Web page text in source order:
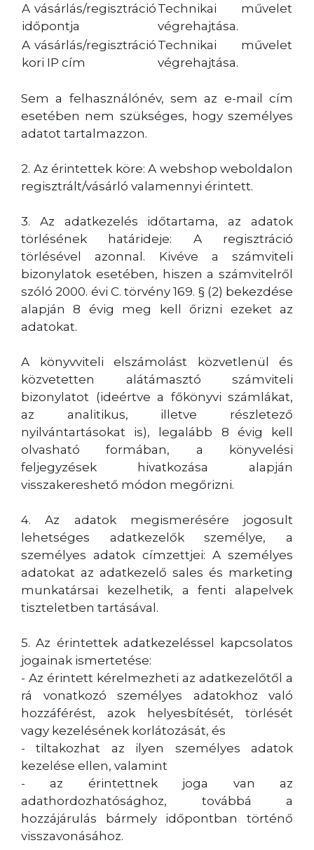
A vásárlás/regisztráció
időpontja
Technikai művelet
végrehajtása.
A vásárlás/regisztráció
kori IP cím
Technikai művelet
végrehajtása.
Sem a felhasználónév, sem az e-mail cím
esetében nem szükséges, hogy személyes
adatot tartalmazzon.
2. Az érintettek köre: A webshop weboldalon
regisztrált/vásárló valamennyi érintett.
3. Az adatkezelés időtartama, az adatok
törlésének határideje: A regisztráció
törlésével azonnal. Kivéve a számviteli
bizonylatok esetében, hiszen a számvitelről
szóló 2000. évi C. törvény 169. § (2) bekezdése
alapján 8 évig meg kell őrizni ezeket az
adatokat.
A könyvviteli elszámolást közvetlenül és
közvetetten alátámasztó számviteli
bizonylatot (ideértve a főkönyvi számlákat,
az analitikus, illetve részletező
nyilvántartásokat is), legalább 8 évig kell
olvasható formában, a könyvelési
feljegyzések hivatkozása alapján
visszakereshető módon megőrizni.
4. Az adatok megismerésére jogosult
lehetséges adatkezelők személye, a
személyes adatok címzettjei: A személyes
adatokat az adatkezelő sales és marketing
munkatársai kezelhetik, a fenti alapelvek
tiszteletben tartásával.
5. Az érintettek adatkezeléssel kapcsolatos
jogainak ismertetése:
- Az érintett kérelmezheti az adatkezelőtől a
rá vonatkozó személyes adatokhoz való
hozzáférést, azok helyesbítését, törlését
vagy kezelésének korlátozását, és
- tiltakozhat az ilyen személyes adatok
kezelése ellen, valamint
- az érintettnek joga van az
adathordozhatósághoz, továbbá a
hozzájárulás bármely időpontban történő
visszavonásához.